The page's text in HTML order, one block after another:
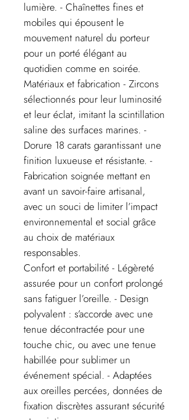
lumière. - Chaînettes fines et
mobiles qui épousent le
mouvement naturel du porteur
pour un porté élégant au
quotidien comme en soirée.
Matériaux et fabrication - Zircons
sélectionnés pour leur luminosité
et leur éclat, imitant la scintillation
saline des surfaces marines. -
Dorure 18 carats garantissant une
finition luxueuse et résistante. -
Fabrication soignée mettant en
avant un savoir-faire artisanal,
avec un souci de limiter l’impact
environnemental et social grâce
au choix de matériaux
responsables.
Confort et portabilité - Légèreté
assurée pour un confort prolongé
sans fatiguer l’oreille. - Design
polyvalent : s’accorde avec une
tenue décontractée pour une
touche chic, ou avec une tenue
habillée pour sublimer un
événement spécial. - Adaptées
aux oreilles percées, données de
fixation discrètes assurant sécurité